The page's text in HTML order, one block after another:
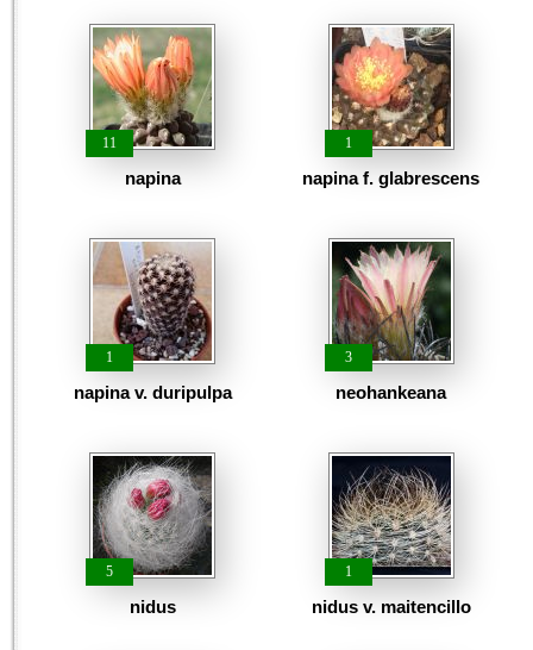
11
napina
1
napina f. glabrescens
1
napina v. duripulpa
3
neohankeana
5
nidus
1
nidus v. maitencillo